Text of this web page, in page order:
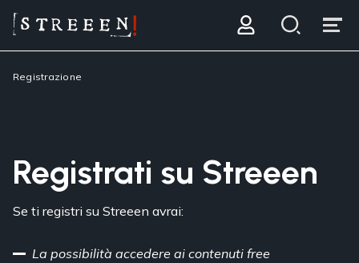
Registrazione
Registrati su Streeen
Se ti registri su Streeen avrai:
La possibilità accedere ai contenuti free